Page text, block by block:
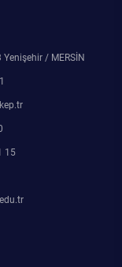
/ MERSİN
15